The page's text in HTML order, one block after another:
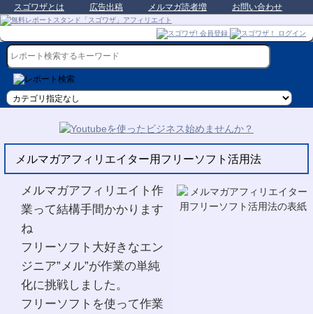
スゴワザとは 広告出稿 メルマガ読者増 お問い合わせ
メルマガアフィリエイター用フリーソフト活用法
メルマガアフィリエイト作
業って結構手間かかります
ね
フリーソフト大好きなエン
ジニア”メル”が作業の単純
化に挑戦しました。
フリーソフトを使って作業